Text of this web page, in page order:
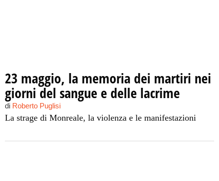
23 maggio, la memoria dei martiri nei
giorni del sangue e delle lacrime
di Roberto Puglisi
La strage di Monreale, la violenza e le manifestazioni